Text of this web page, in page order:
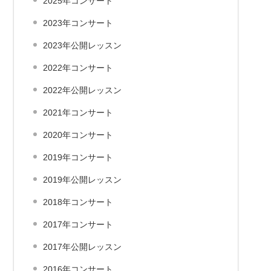
2023年コンサート
2023年公開レッスン
2022年コンサート
2022年公開レッスン
2021年コンサート
2020年コンサート
2019年コンサート
2019年公開レッスン
2018年コンサート
2017年コンサート
2017年公開レッスン